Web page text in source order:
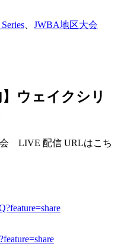
JWBA地区大会
ウェイクシリ
会 LIVE 配信 URLはこち